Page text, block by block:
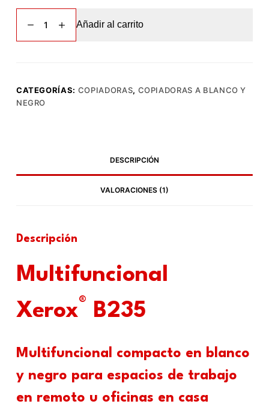
B235
[NUEVO]
Añadir al carrito
CATEGORÍAS: COPIADORAS, COPIADORAS A BLANCO Y
NEGRO
DESCRIPCIÓN
VALORACIONES (1)
Descripción
Multifuncional
Xerox® B235
Multifuncional compacto en blanco
y negro para espacios de trabajo
en remoto u oficinas en casa